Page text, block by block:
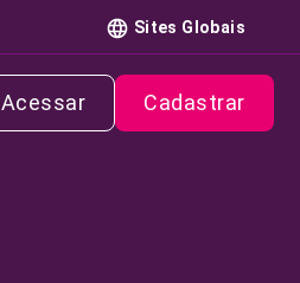
Sites Globais
Acessar Cadastrar